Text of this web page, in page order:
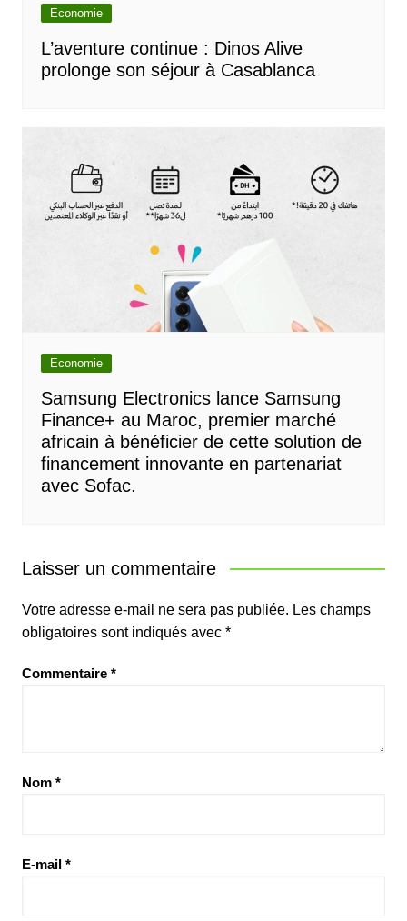
Economie
L’aventure continue : Dinos Alive
prolonge son séjour à Casablanca
Economie
Samsung Electronics lance Samsung
Finance+ au Maroc, premier marché
africain à bénéficier de cette solution de
financement innovante en partenariat
avec Sofac.
Laisser un commentaire
Votre adresse e-mail ne sera pas publiée. Les champs
obligatoires sont indiqués avec *
Commentaire *
Nom *
E-mail *